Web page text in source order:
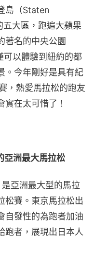
島（Staten
大區，跑遍大蘋果
著名的中央公園
可以體驗到紐約的都
。今年剛好是具有紀
，熱愛馬拉松的跑友
在太可惜了！
亞洲最大馬拉松
亞洲最大型的馬拉
松賽。東京馬拉松出
自發性的為跑者加油
跑者，展現出日本人